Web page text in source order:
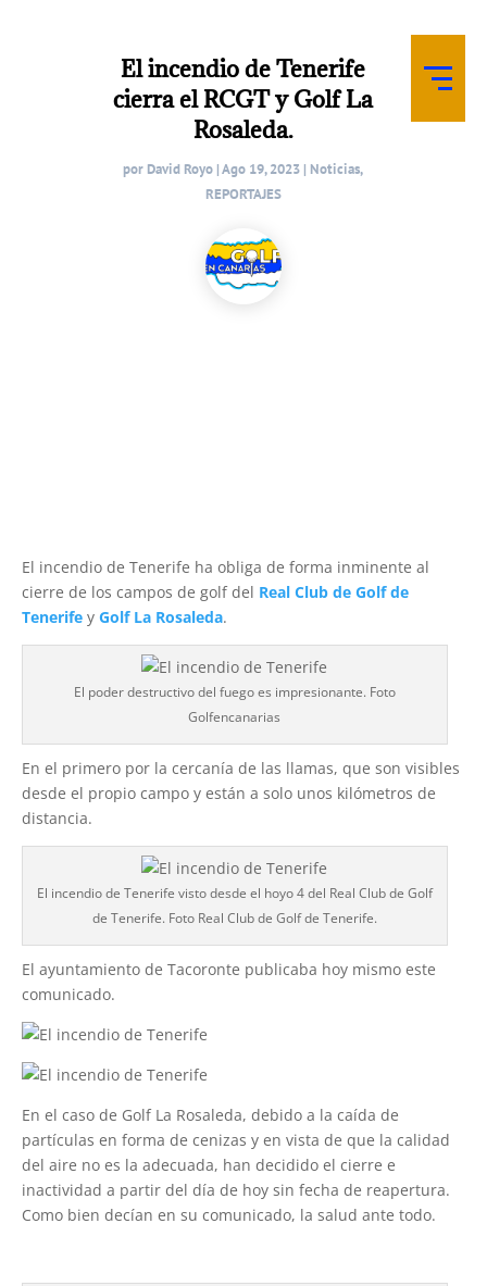
El incendio de Tenerife
cierra el RCGT y Golf La
Rosaleda.
por David Royo |Ago 19, 2023 | Noticias,
REPORTAJES
El incendio de Tenerife ha obliga de forma inminente al
cierre de los campos de golf del Real Club de Golf de
Tenerife y Golf La Rosaleda.
El poder destructivo del fuego es impresionante. Foto
Golfencanarias
En el primero por la cercanía de las llamas, que son visibles
desde el propio campo y están a solo unos kilómetros de
distancia.
El incendio de Tenerife visto desde el hoyo 4 del Real Club de Golf
de Tenerife. Foto Real Club de Golf de Tenerife.
El ayuntamiento de Tacoronte publicaba hoy mismo este
comunicado.
En el caso de Golf La Rosaleda, debido a la caída de
partículas en forma de cenizas y en vista de que la calidad
del aire no es la adecuada, han decidido el cierre e
inactividad a partir del día de hoy sin fecha de reapertura.
Como bien decían en su comunicado, la salud ante todo.